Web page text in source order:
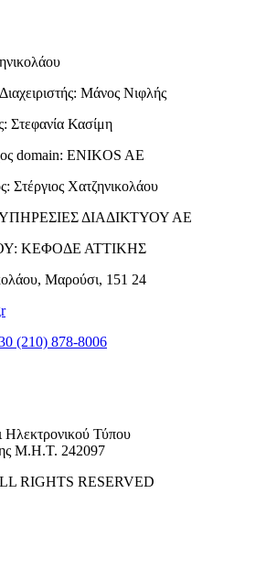
Μάνος Νιφλής
Στεφανία Κασίμη
domain: ENIKOS AE
Στέργιος Χατζηνικολάου
ΔΙΑΔΙΚΤΥΟΥ ΑΕ
ΚΕΦΟΔΕ ΑΤΤΙΚΗΣ
Μαρούσι, 151 24
(210) 878-8006
Τύπου
Μ.Η.Τ. 242097
RIGHTS RESERVED